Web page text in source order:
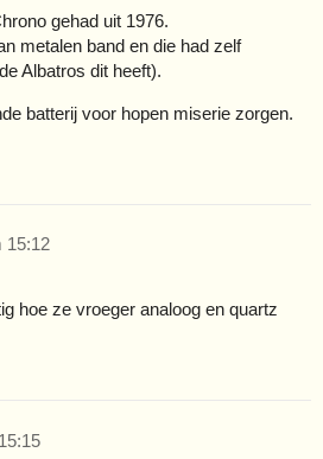
gehad uit 1976.
metalen band en die had zelf
Albatros dit heeft).
batterij voor hopen miserie zorgen.
15:12
hoe ze vroeger analoog en quartz